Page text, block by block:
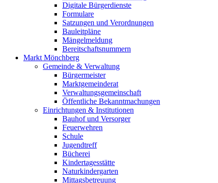
Digitale Bürgerdienste
Formulare
Satzungen und Verordnungen
Bauleitpläne
Mängelmeldung
Bereitschaftsnummern
Markt Mönchberg
Gemeinde & Verwaltung
Bürgermeister
Marktgemeinderat
Verwaltungsgemeinschaft
Öffentliche Bekanntmachungen
Einrichtungen & Institutionen
Bauhof und Versorger
Feuerwehren
Schule
Jugendtreff
Bücherei
Kindertagesstätte
Naturkindergarten
Mittagsbetreuung